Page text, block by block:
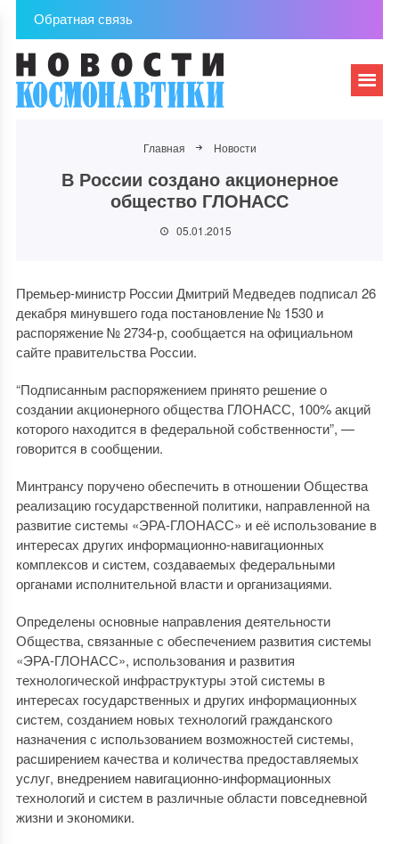
Обратная связь
Главная Новости
В России создано акционерное
общество ГЛОНАСС
05.01.2015
Премьер-министр России Дмитрий Медведев подписал 26
декабря минувшего года постановление № 1530 и
распоряжение № 2734-р, сообщается на официальном
сайте правительства России.
“Подписанным распоряжением принято решение о
создании акционерного общества ГЛОНАСС, 100% акций
которого находится в федеральной собственности”, —
говорится в сообщении.
Минтрансу поручено обеспечить в отношении Общества
реализацию государственной политики, направленной на
развитие системы «ЭРА-ГЛОНАСС» и её использование в
интересах других информационно-навигационных
комплексов и систем, создаваемых федеральными
органами исполнительной власти и организациями.
Определены основные направления деятельности
Общества, связанные с обеспечением развития системы
«ЭРА-ГЛОНАСС», использования и развития
технологической инфраструктуры этой системы в
интересах государственных и других информационных
систем, созданием новых технологий гражданского
назначения с использованием возможностей системы,
расширением качества и количества предоставляемых
услуг, внедрением навигационно-информационных
технологий и систем в различные области повседневной
жизни и экономики.